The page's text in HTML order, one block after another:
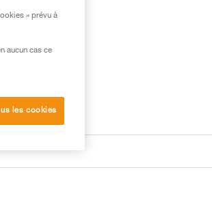
» prévu à
aucun cas ce
les cookies